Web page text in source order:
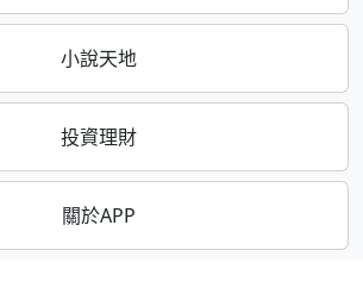
小說天地
投資理財
關於APP